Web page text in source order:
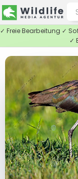
✓ Freie Bearbeitung ✓
✓